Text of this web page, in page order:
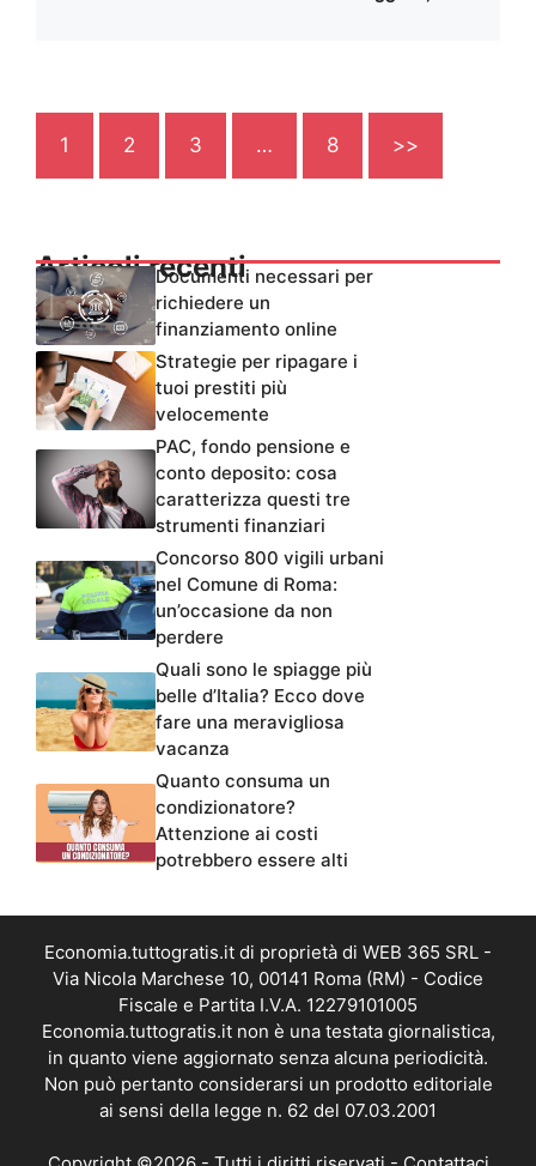
1 2 3 … 8 >>
Articoli recentiDocumenti necessari per
richiedere un
finanziamento online
Strategie per ripagare i
tuoi prestiti più
velocemente
PAC, fondo pensione e
conto deposito: cosa
caratterizza questi tre
strumenti finanziari
Concorso 800 vigili urbani
nel Comune di Roma:
un’occasione da non
perdere
Quali sono le spiagge più
belle d’Italia? Ecco dove
fare una meravigliosa
vacanza
Quanto consuma un
condizionatore?
Attenzione ai costi
potrebbero essere alti
Economia.tuttogratis.it di proprietà di WEB 365 SRL -
Via Nicola Marchese 10, 00141 Roma (RM) - Codice
Fiscale e Partita I.V.A. 12279101005
Economia.tuttogratis.it non è una testata giornalistica,
in quanto viene aggiornato senza alcuna periodicità.
Non può pertanto considerarsi un prodotto editoriale
ai sensi della legge n. 62 del 07.03.2001